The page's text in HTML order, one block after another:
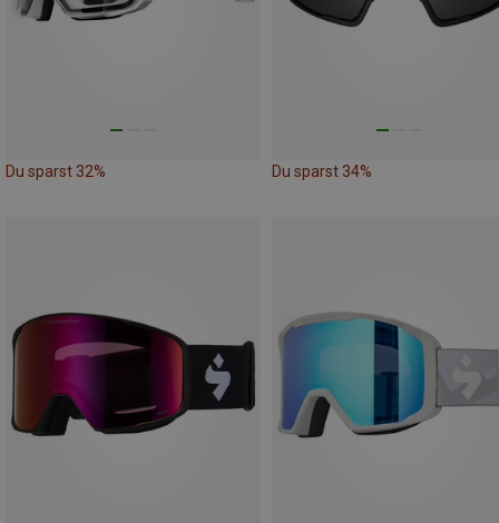
Du sparst 32% Du sparst 34%